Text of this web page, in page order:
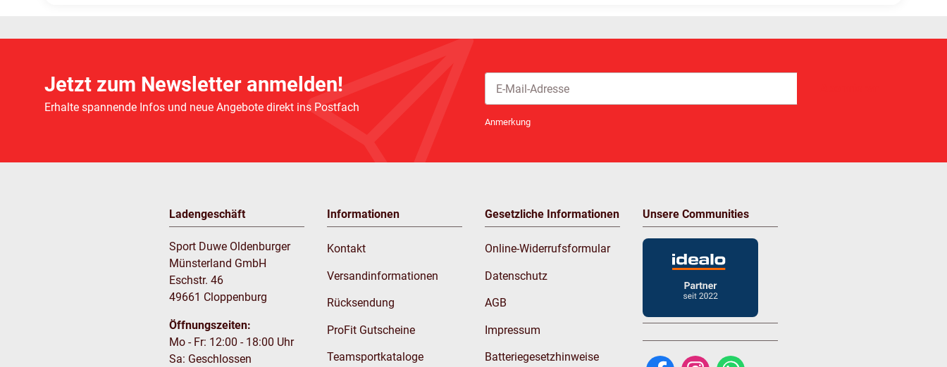
Jetzt zum Newsletter anmelden!
Erhalte spannende Infos und neue Angebote direkt ins Postfach
Anmerkung
Ladengeschäft
Sport Duwe Oldenburger
Münsterland GmbH
Eschstr. 46
49661 Cloppenburg
Öffnungszeiten:
Mo - Fr: 12:00 - 18:00 Uhr
Sa: Geschlossen
Informationen
Kontakt
Versandinformationen
Rücksendung
ProFit Gutscheine
Teamsportkataloge
Gesetzliche Informationen
Online-Widerrufsformular
Datenschutz
AGB
Impressum
Batteriegesetzhinweise
Unsere Communities